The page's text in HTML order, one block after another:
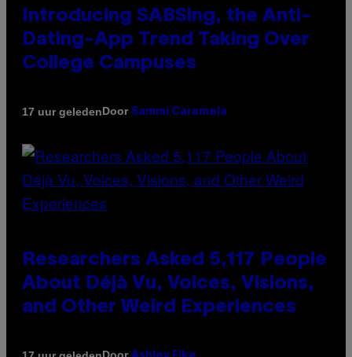
Introducing SABSing, the Anti-
Dating-App Trend Taking Over
College Campuses
17 uur geledenDoor Sammi Caramela
Researchers Asked 5,117 People
About Déjà Vu, Voices, Visions,
and Other Weird Experiences